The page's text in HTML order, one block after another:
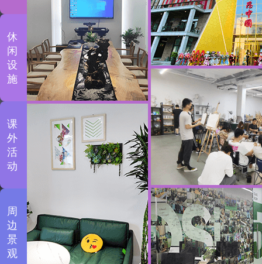
休
闲
设
施
课
外
活
动
周
边
景
观